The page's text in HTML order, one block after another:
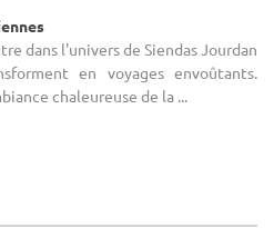
dans l'univers de Siendas Jourdan
en voyages envoûtants.
chaleureuse de la ...